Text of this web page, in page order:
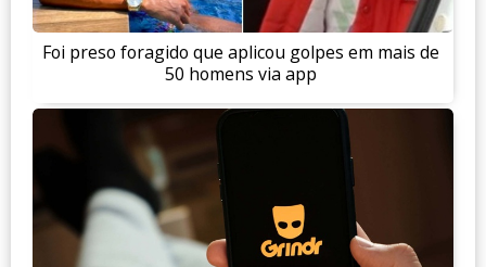
Foi preso foragido que aplicou golpes em mais de
50 homens via app